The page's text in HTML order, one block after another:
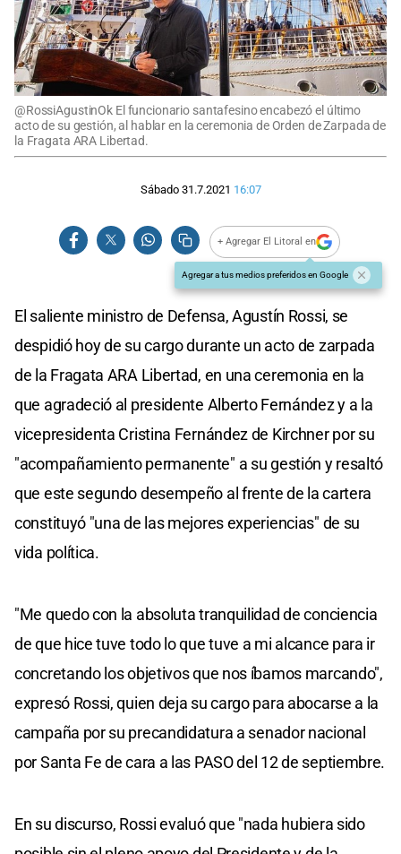
@RossiAgustinOk El funcionario santafesino encabezó el último
acto de su gestión, al hablar en la ceremonia de Orden de Zarpada de
la Fragata ARA Libertad.
Sábado 31.7.2021 16:07
+ Agregar El Litoral en
Agregar a tus medios preferidos en Google
El saliente ministro de Defensa, Agustín Rossi, se
despidió hoy de su cargo durante un acto de zarpada
de la Fragata ARA Libertad, en una ceremonia en la
que agradeció al presidente Alberto Fernández y a la
vicepresidenta Cristina Fernández de Kirchner por su
"acompañamiento permanente" a su gestión y resaltó
que este segundo desempeño al frente de la cartera
constituyó "una de las mejores experiencias" de su
vida política.
"Me quedo con la absoluta tranquilidad de conciencia
de que hice tuve todo lo que tuve a mi alcance para ir
concretando los objetivos que nos íbamos marcando",
expresó Rossi, quien deja su cargo para abocarse a la
campaña por su precandidatura a senador nacional
por Santa Fe de cara a las PASO del 12 de septiembre.
En su discurso, Rossi evaluó que "nada hubiera sido